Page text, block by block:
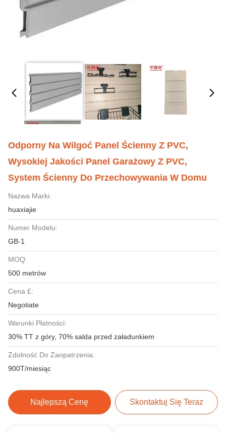
Odporny Na Wilgoć Panel Ścienny Z PVC,
Wysokiej Jakości Panel Garażowy Z PVC,
System Ścienny Do Przechowywania W Domu
Nazwa Marki:
huaxiajie
Numer Modelu:
GB-1
MOQ:
500 metrów
Cena £:
Negotiate
Warunki Płatności:
30% TT z góry, 70% salda przed załadunkiem
Zdolność Do Zaopatrzenia:
900T/miesiąc
Najlepszą Cenę Skontaktuj Się Teraz